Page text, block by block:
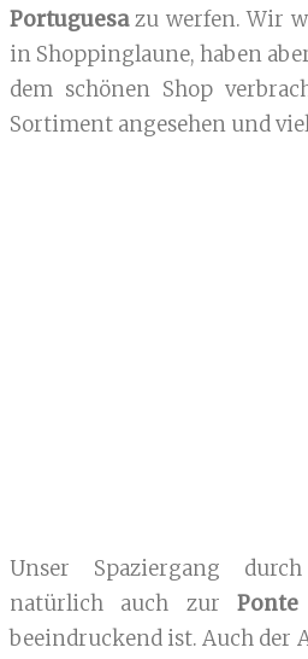
Portuguesazu werfen. Wir
in Shoppinglaune, haben
dem schönen Shop
Sortiment angesehen und
Unser Spaziergang
natürlich auch zur
beeindruckend ist. Auch der